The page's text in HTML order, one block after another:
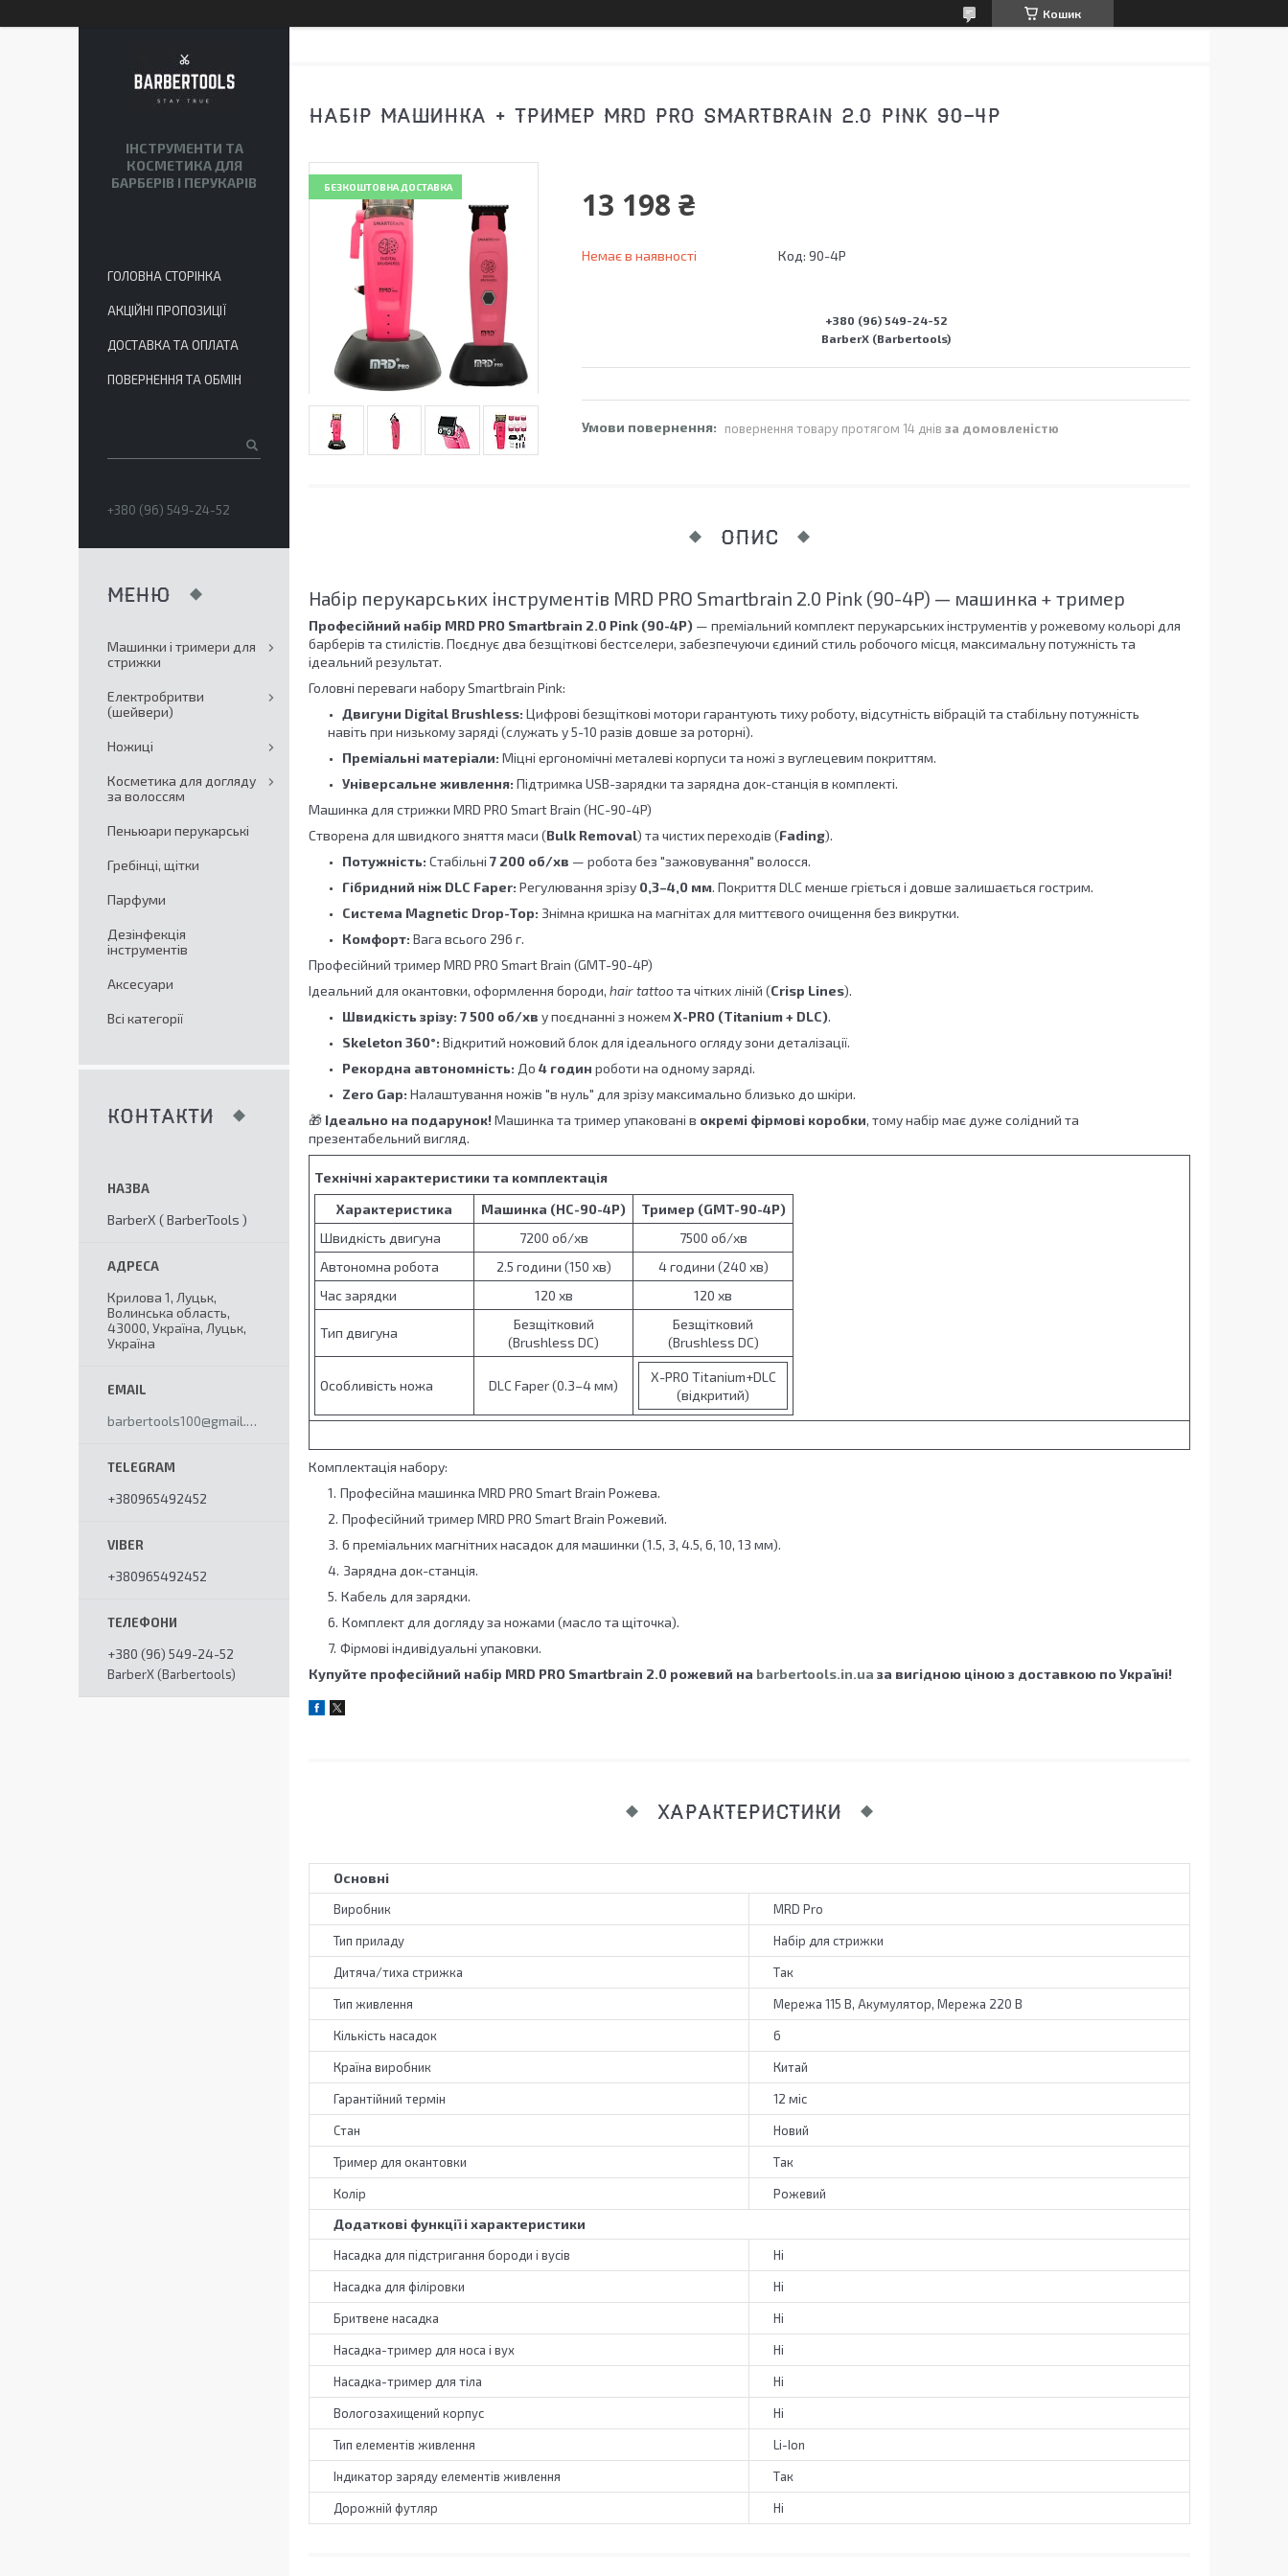
Кошик
НАБІР МАШИНКА + ТРИМЕР MRD PRO SMARTBRAIN 2.0 PINK 90-4P
БЕЗКОШТОВНА ДОСТАВКА 13 198 ₴
Немає в наявності Код: 90-4P
+380 (96) 549-24-52
BarberX (Barbertools)
повернення товару протягом 14 днів за домовленістю
ОПИС
Набір перукарських інструментів MRD PRO Smartbrain 2.0 Pink (90-4P) — машинка + тример
Професійний набір MRD PRO Smartbrain 2.0 Pink (90-4P) — преміальний комплект перукарських інструментів у рожевому кольорі для
барберів та стилістів. Поєднує два безщіткові бестселери, забезпечуючи єдиний стиль робочого місця, максимальну потужність та
ідеальний результат.
Головні переваги набору Smartbrain Pink:
Двигуни Digital Brushless: Цифрові безщіткові мотори гарантують тиху роботу, відсутність вібрацій та стабільну потужність
навіть при низькому заряді (служать у 5-10 разів довше за роторні).
Преміальні матеріали: Міцні ергономічні металеві корпуси та ножі з вуглецевим покриттям.
Універсальне живлення: Підтримка USB-зарядки та зарядна док-станція в комплекті.
Машинка для стрижки MRD PRO Smart Brain (HC-90-4P)
Створена для швидкого зняття маси (Bulk Removal) та чистих переходів (Fading).
Потужність: Стабільні 7 200 об/хв — робота без "зажовування" волосся.
Гібридний ніж DLC Faper: Регулювання зрізу 0,3–4,0 мм. Покриття DLC менше гріється і довше залишається гострим.
Система Magnetic Drop-Top: Знімна кришка на магнітах для миттєвого очищення без викрутки.
Комфорт: Вага всього 296 г.
Професійний тример MRD PRO Smart Brain (GMT-90-4P)
Ідеальний для окантовки, оформлення бороди, hair tattoo та чітких ліній (Crisp Lines).
Швидкість зрізу: 7 500 об/хв у поєднанні з ножем X-PRO (Titanium + DLC).
Skeleton 360°: Відкритий ножовий блок для ідеального огляду зони деталізації.
Рекордна автономність: До 4 годин роботи на одному заряді.
Zero Gap: Налаштування ножів "в нуль" для зрізу максимально близько до шкіри.
🎁 Ідеально на подарунок!Машинка та тример упаковані в окремі фірмові коробки, тому набір має дуже солідний та
презентабельний вигляд.
Технічні характеристики та комплектація
Характеристика
Машинка (HC-90-4P)
Тример (GMT-90-4P)
Швидкість двигуна
7200 об/хв
7500 об/хв
Автономна робота
2.5 години (150 хв)
4 години (240 хв)
Час зарядки
120 хв 120 хв
Тип двигуна
Безщітковий
(Brushless DC)
Безщітковий
(Brushless DC)
Особливість ножа DLC Faper (0.3–4 мм)
X-PRO Titanium+DLC
(відкритий)
Комплектація набору:
Професійна машинка MRD PRO Smart Brain Рожева.
Професійний тример MRD PRO Smart Brain Рожевий.
6 преміальних магнітних насадок для машинки (1.5, 3, 4.5, 6, 10, 13 мм).
Зарядна док-станція.
Кабель для зарядки.
Комплект для догляду за ножами (масло та щіточка).
Фірмові індивідуальні упаковки.
Купуйте професійний набір MRD PRO Smartbrain 2.0 рожевий на barbertools.in.ua за вигідною ціною з доставкою по Україні!
ХАРАКТЕРИСТИКИ
Основні
Виробник MRD Pro
Тип приладу Набір для стрижки
Дитяча/тиха стрижка Так
Тип живлення Мережа 115 В, Акумулятор, Мережа 220 В
Кількість насадок 6
Країна виробник Китай
Гарантійний термін 12 міс
Стан Новий
Тример для окантовки Так
Колір Рожевий
Додаткові функції і характеристики
Насадка для підстригання бороди і вусів Ні
Насадка для філіровки Ні
Бритвене насадка Ні
Насадка-тример для носа і вух Ні
Насадка-тример для тіла Ні
Вологозахищений корпус Ні
Тип елементів живлення Li-Ion
Індикатор заряду елементів живлення Так
Дорожній футляр Ні
ІНСТРУМЕНТИ ТА
КОСМЕТИКА ДЛЯ
БАРБЕРІВ І ПЕРУКАРІВ
ГОЛОВНА СТОРІНКА
АКЦІЙНІ ПРОПОЗИЦІЇ
ДОСТАВКА ТА ОПЛАТА
ПОВЕРНЕННЯ ТА ОБМІН
+380 (96) 549-24-52
Машинки і тримери для
стрижки
Електробритви
(шейвери)
Ножиці
Косметика для догляду
за волоссям
Пеньюари перукарські
Гребінці, щітки
Парфуми
Дезінфекція
інструментів
Аксесуари
Всі категорії
КОНТАКТИ
BarberX ( BarberTools )
Крилова 1, Луцьк,
Волинська область,
43000, Україна, Луцьк,
Україна
barbertools100@gmail.com
+380965492452
+380965492452
+380 (96) 549-24-52
BarberX (Barbertools)